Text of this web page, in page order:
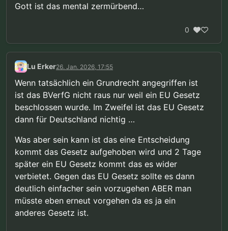
Gott ist das mental zermürbend…
0
Lu Erker26. Jan. 2026, 17:55
Wenn tatsächlich ein Grundrecht angegriffen ist
ist das BVerfG nicht raus nur weil ein EU Gesetz
beschlossen wurde. Im Zweifel ist das EU Gesetz
dann für Deutschland nichtig …
Was aber sein kann ist das eine Entscheidung
kommt das Gesetz aufgehoben wird und 2 Tage
später ein EU Gesetz kommt das es wider
verbietet. Gegen das EU Gesetz sollte es dann
deutlich einfacher sein vorzugehen ABER man
müsste eben erneut vorgehen da es ja ein
anderes Gesetz ist.